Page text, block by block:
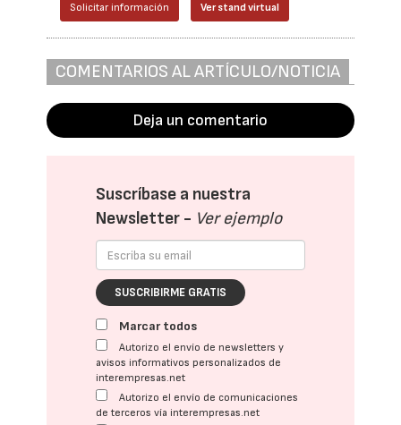
Solicitar información Ver stand virtual
COMENTARIOS AL ARTÍCULO/NOTICIA
Deja un comentario
Suscríbase a nuestra
Newsletter - Ver ejemplo
SUSCRIBIRME GRATIS
Marcar todos
Autorizo el envío de newsletters y
avisos informativos personalizados de
interempresas.net
Autorizo el envío de comunicaciones
de terceros vía interempresas.net